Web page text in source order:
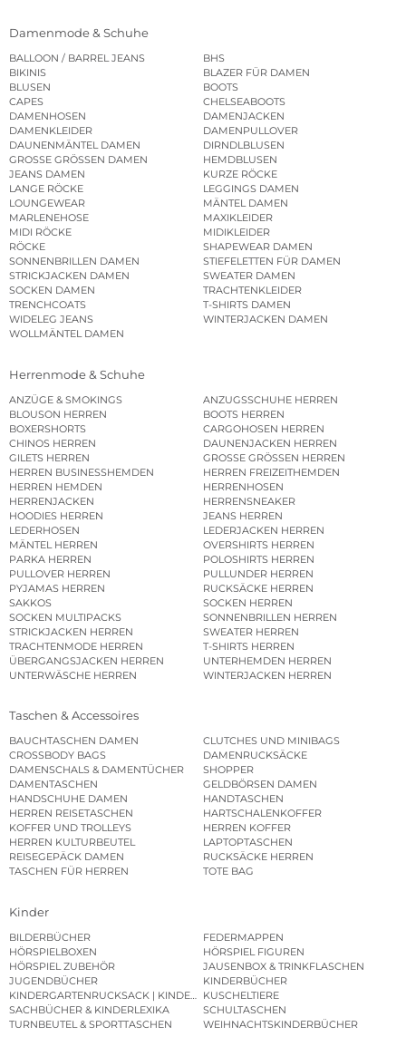
Damenmode & Schuhe
BALLOON / BARREL JEANS
BHS
BIKINIS
BLAZER FÜR DAMEN
BLUSEN
BOOTS
CAPES
CHELSEABOOTS
DAMENHOSEN
DAMENJACKEN
DAMENKLEIDER
DAMENPULLOVER
DAUNENMÄNTEL DAMEN
DIRNDLBLUSEN
GROSSE GRÖSSEN DAMEN
HEMDBLUSEN
JEANS DAMEN
KURZE RÖCKE
LANGE RÖCKE
LEGGINGS DAMEN
LOUNGEWEAR
MÄNTEL DAMEN
MARLENEHOSE
MAXIKLEIDER
MIDI RÖCKE
MIDIKLEIDER
RÖCKE
SHAPEWEAR DAMEN
SONNENBRILLEN DAMEN
STIEFELETTEN FÜR DAMEN
STRICKJACKEN DAMEN
SWEATER DAMEN
SOCKEN DAMEN
TRACHTENKLEIDER
TRENCHCOATS
T-SHIRTS DAMEN
WIDELEG JEANS
WINTERJACKEN DAMEN
WOLLMÄNTEL DAMEN
Herrenmode & Schuhe
ANZÜGE & SMOKINGS
ANZUGSSCHUHE HERREN
BLOUSON HERREN
BOOTS HERREN
BOXERSHORTS
CARGOHOSEN HERREN
CHINOS HERREN
DAUNENJACKEN HERREN
GILETS HERREN
GROSSE GRÖSSEN HERREN
HERREN BUSINESSHEMDEN
HERREN FREIZEITHEMDEN
HERREN HEMDEN
HERRENHOSEN
HERRENJACKEN
HERRENSNEAKER
HOODIES HERREN
JEANS HERREN
LEDERHOSEN
LEDERJACKEN HERREN
MÄNTEL HERREN
OVERSHIRTS HERREN
PARKA HERREN
POLOSHIRTS HERREN
PULLOVER HERREN
PULLUNDER HERREN
PYJAMAS HERREN
RUCKSÄCKE HERREN
SAKKOS
SOCKEN HERREN
SOCKEN MULTIPACKS
SONNENBRILLEN HERREN
STRICKJACKEN HERREN
SWEATER HERREN
TRACHTENMODE HERREN
T-SHIRTS HERREN
ÜBERGANGSJACKEN HERREN
UNTERHEMDEN HERREN
UNTERWÄSCHE HERREN
WINTERJACKEN HERREN
Taschen & Accessoires
BAUCHTASCHEN DAMEN
CLUTCHES UND MINIBAGS
CROSSBODY BAGS
DAMENRUCKSÄCKE
DAMENSCHALS & DAMENTÜCHER
SHOPPER
DAMENTASCHEN
GELDBÖRSEN DAMEN
HANDSCHUHE DAMEN
HANDTASCHEN
HERREN REISETASCHEN
HARTSCHALENKOFFER
KOFFER UND TROLLEYS
HERREN KOFFER
HERREN KULTURBEUTEL
LAPTOPTASCHEN
REISEGEPÄCK DAMEN
RUCKSÄCKE HERREN
TASCHEN FÜR HERREN
TOTE BAG
Kinder
BILDERBÜCHER
FEDERMAPPEN
HÖRSPIELBOXEN
HÖRSPIEL FIGUREN
HÖRSPIEL ZUBEHÖR
JAUSENBOX & TRINKFLASCHEN
JUGENDBÜCHER
KINDERBÜCHER
KINDERGARTENRUCKSACK | KINDERGARTENBEUTEL
KUSCHELTIERE
SACHBÜCHER & KINDERLEXIKA
SCHULTASCHEN
TURNBEUTEL & SPORTTASCHEN
WEIHNACHTSKINDERBÜCHER